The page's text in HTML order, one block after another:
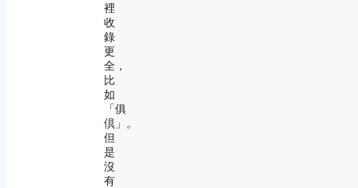
裡
收
錄
更
全，
比
如
「俱
倶」。
但
是
沒
有